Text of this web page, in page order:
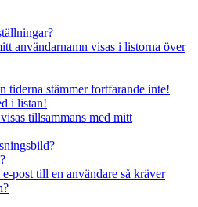
användarnamn visas i listorna över
tiderna stämmer fortfarande inte!
i listan!
tillsammans med mitt
post till en användare så kräver